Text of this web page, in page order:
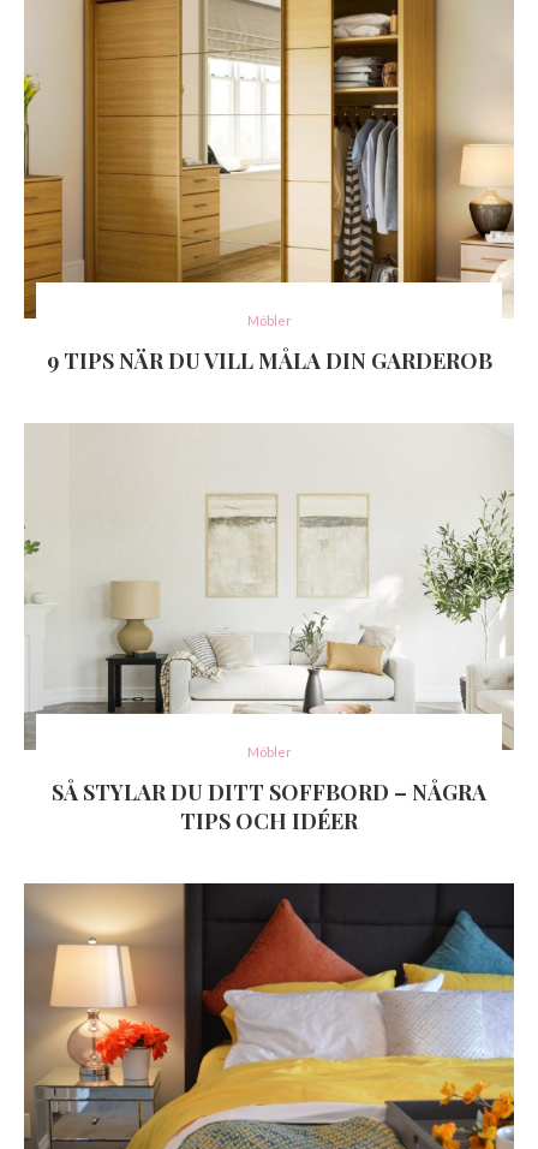
Möbler
9 TIPS NÄR DU VILL MÅLA DIN GARDEROB
Möbler
SÅ STYLAR DU DITT SOFFBORD – NÅGRA
TIPS OCH IDÉER